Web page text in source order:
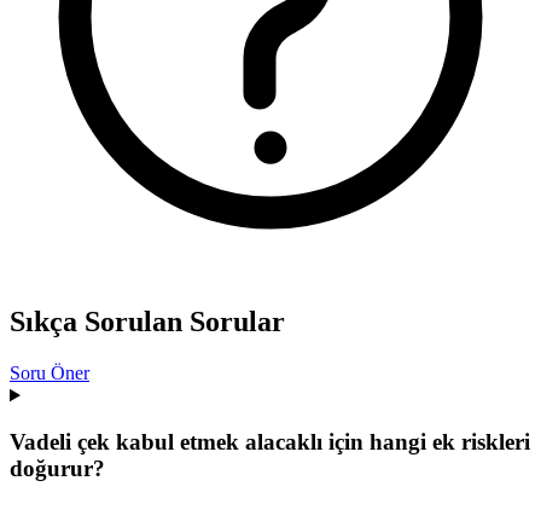
Sıkça Sorulan Sorular
Soru Öner
Vadeli çek kabul etmek alacaklı için hangi ek riskleri
doğurur?